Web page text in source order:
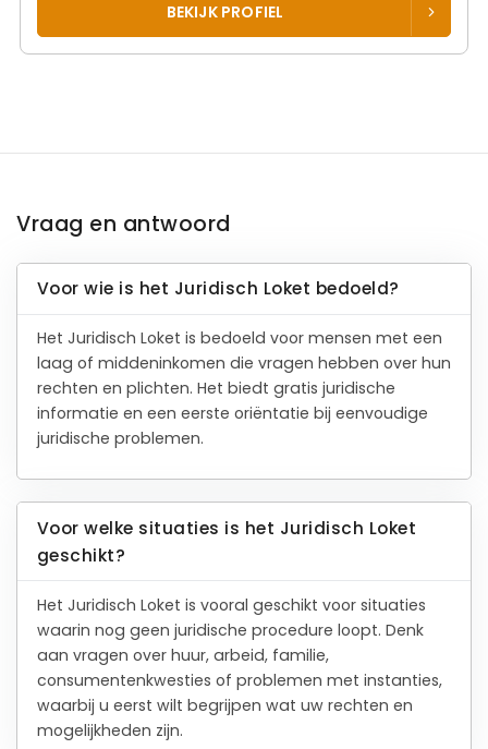
BEKIJK PROFIEL
Vraag en antwoord
Voor wie is het Juridisch Loket bedoeld?
Het Juridisch Loket is bedoeld voor mensen met een
laag of middeninkomen die vragen hebben over hun
rechten en plichten. Het biedt gratis juridische
informatie en een eerste oriëntatie bij eenvoudige
juridische problemen.
Voor welke situaties is het Juridisch Loket
geschikt?
Het Juridisch Loket is vooral geschikt voor situaties
waarin nog geen juridische procedure loopt. Denk
aan vragen over huur, arbeid, familie,
consumentenkwesties of problemen met instanties,
waarbij u eerst wilt begrijpen wat uw rechten en
mogelijkheden zijn.